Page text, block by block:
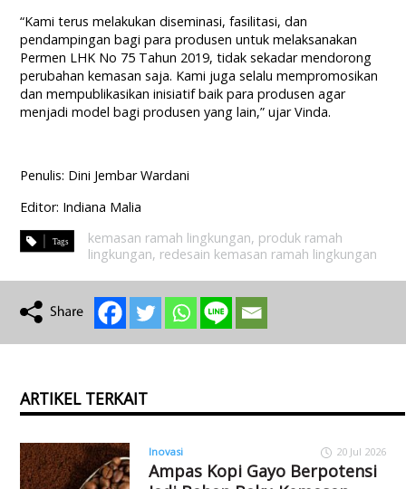
“Kami terus melakukan diseminasi, fasilitasi, dan
pendampingan bagi para produsen untuk melaksanakan
Permen LHK No 75 Tahun 2019, tidak sekadar mendorong
perubahan kemasan saja. Kami juga selalu mempromosikan
dan mempublikasikan inisiatif baik para produsen agar
menjadi model bagi produsen yang lain,” ujar Vinda.
Penulis: Dini Jembar Wardani
Editor: Indiana Malia
kemasan ramah lingkungan, produk ramah
lingkungan, redesain kemasan ramah lingkungan
ARTIKEL TERKAIT
Inovasi 20 Jul 2026
Ampas Kopi Gayo Berpotensi